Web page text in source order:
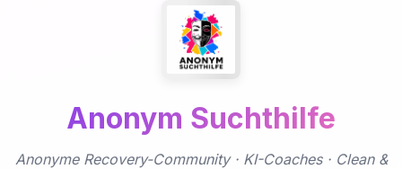
Anonym Suchthilfe
Anonyme Recovery-Community · KI-Coaches · Clean &